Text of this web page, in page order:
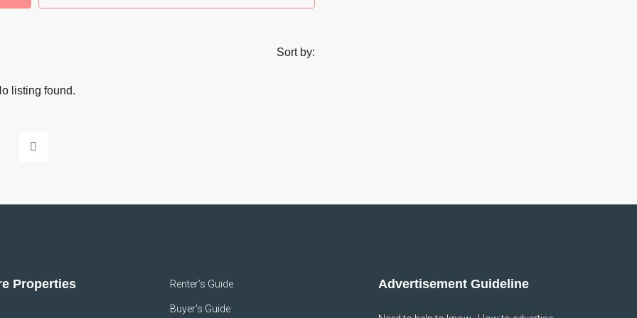
Sort by:
listing found.
Properties Renter’s Guide
Buyer’s Guide
Advertisement Guideline